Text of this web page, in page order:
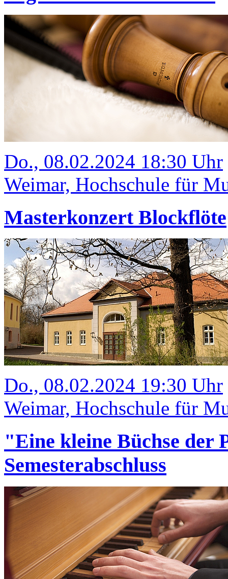
Do., 08.02.2024 18:30 Uhr
Weimar, Hochschule für
Masterkonzert Blockflöte
Do., 08.02.2024 19:30 Uhr
Weimar, Hochschule für
"Eine kleine Büchse der
Semesterabschluss